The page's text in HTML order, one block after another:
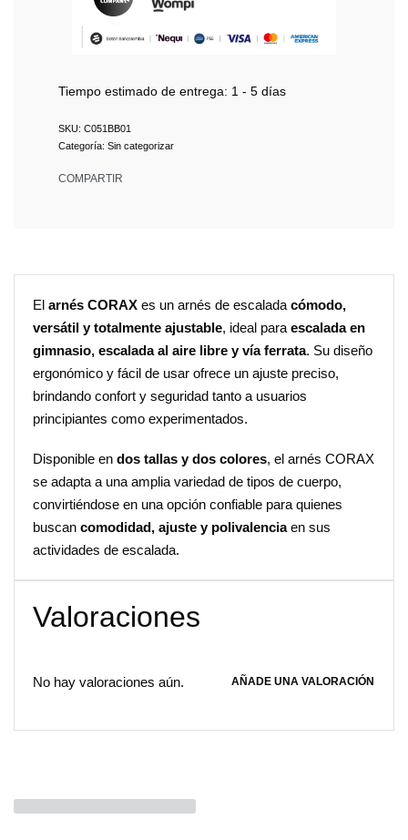
Tiempo estimado de entrega: 1 - 5 días
C051BB01
Categoría: Sin categorizar
COMPARTIR
El arnés CORAX es un arnés de escalada cómodo,
versátil y totalmente ajustable, ideal para escalada en
gimnasio, escalada al aire libre y vía ferrata. Su diseño
ergonómico y fácil de usar ofrece un ajuste preciso,
brindando confort y seguridad tanto a usuarios
principiantes como experimentados.
Disponible en dos tallas y dos colores, el arnés CORAX
se adapta a una amplia variedad de tipos de cuerpo,
convirtiéndose en una opción confiable para quienes
buscan comodidad, ajuste y polivalenciaen sus
actividades de escalada.
Valoraciones
No hay valoraciones aún. AÑADE UNA VALORACIÓN